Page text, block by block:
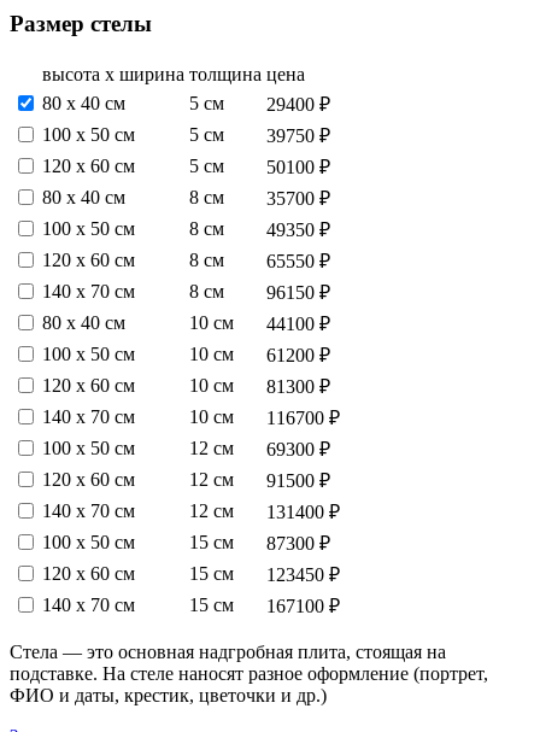
Размер стелы
высота х ширина толщина цена
80 х 40 см
5 см
29400 ₽
100 х 50 см
5 см
39750 ₽
120 х 60 см
5 см
50100 ₽
80 х 40 см
8 см
35700 ₽
100 х 50 см
8 см
49350 ₽
120 х 60 см
8 см
65550 ₽
140 х 70 см
8 см
96150 ₽
80 х 40 см
10 см
44100 ₽
100 х 50 см
10 см
61200 ₽
120 х 60 см
10 см
81300 ₽
140 х 70 см
10 см
116700 ₽
100 х 50 см
12 см
69300 ₽
120 х 60 см
12 см
91500 ₽
140 х 70 см
12 см
131400 ₽
100 х 50 см
15 см
87300 ₽
120 х 60 см
15 см
123450 ₽
140 х 70 см
15 см 167100 ₽
Стела — это основная надгробная плита, стоящая на
подставке. На стеле наносят разное оформление (портрет,
ФИО и даты, крестик, цветочки и др.)